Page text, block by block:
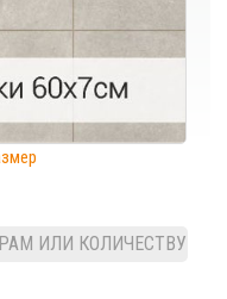
ИЛИ КОЛИЧЕСТВУ